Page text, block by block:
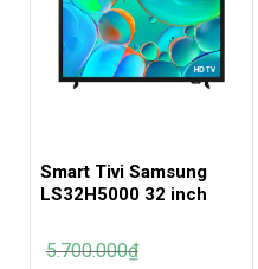
Smart Tivi Samsung
LS32H5000 32 inch
5.700.000₫